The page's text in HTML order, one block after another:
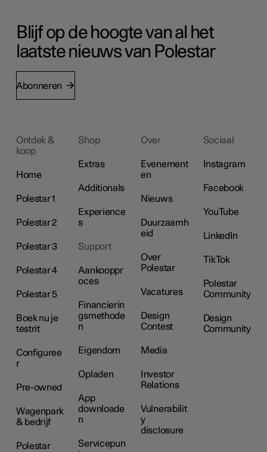
Blijf op de hoogte van al het
laatste nieuws van Polestar
Abonneren
Ontdek &
koop
Home
Polestar 1
Polestar 2
Polestar 3
Polestar 4
Polestar 5
Boek nu je
testrit
Configuree
r
Pre-owned
Wagenpark
& bedrijf
Polestar
Shop
Extras
Additionals
Experience
s
Support
Aankooppr
oces
Financierin
gsmethode
n
Eigendom
Opladen
App
downloade
n
Servicepun
Over
Evenement
en
Nieuws
Duurzaamh
eid
Over
Polestar
Vacatures
Design
Contest
Media
Investor
Relations
Vulnerabilit
y
disclosure
Sociaal
Instagram
Facebook
YouTube
LinkedIn
TikTok
Polestar
Community
Design
Community